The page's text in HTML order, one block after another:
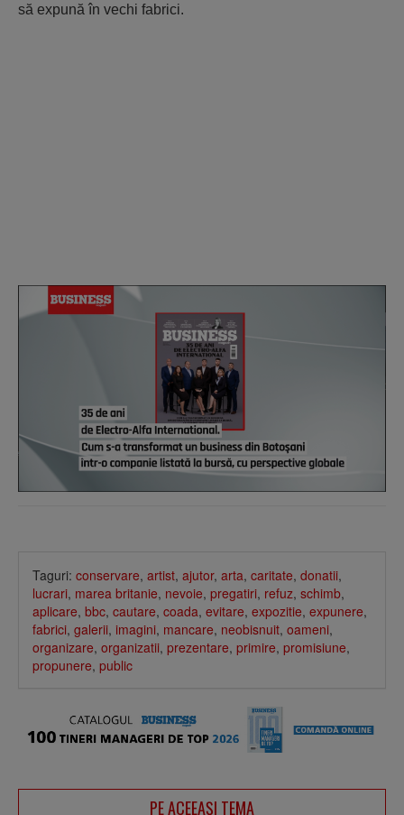
să expună în vechi fabrici.
Taguri: conservare, artist, ajutor, arta, caritate, donatii,
lucrari, marea britanie, nevoie, pregatiri, refuz, schimb,
aplicare, bbc, cautare, coada, evitare, expozitie, expunere,
fabrici, galerii, imagini, mancare, neobisnuit, oameni,
organizare, organizatii, prezentare, primire, promisiune,
propunere, public
PE ACEEAŞI TEMA